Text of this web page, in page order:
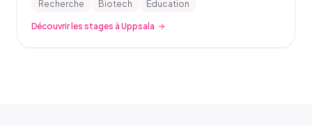
Recherche Biotech Éducation
Découvrir les stages à Uppsala